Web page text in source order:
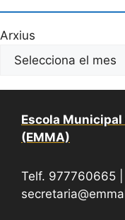
Arxius
Escola
(EMMA)
Telf. 977760665 |